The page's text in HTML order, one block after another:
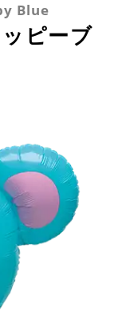
Blue
ピーブ